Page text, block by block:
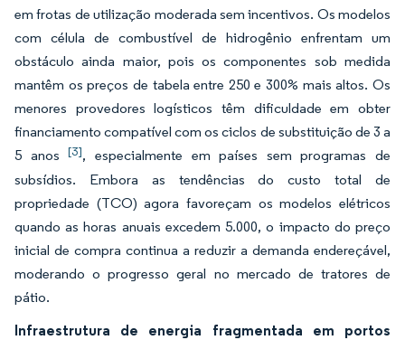
em frotas de utilização moderada sem incentivos. Os modelos
com célula de combustível de hidrogênio enfrentam um
obstáculo ainda maior, pois os componentes sob medida
mantêm os preços de tabela entre 250 e 300% mais altos. Os
menores provedores logísticos têm dificuldade em obter
financiamento compatível com os ciclos de substituição de 3 a
5 anos[3], especialmente em países sem programas de
subsídios. Embora as tendências do custo total de
propriedade (TCO) agora favoreçam os modelos elétricos
quando as horas anuais excedem 5.000, o impacto do preço
inicial de compra continua a reduzir a demanda endereçável,
moderando o progresso geral no mercado de tratores de
pátio.
Infraestrutura de energia fragmentada em portos